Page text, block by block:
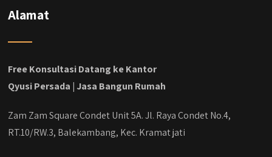
#kontraktorbekasi #kontraktorinteriorjakarta
#kontraktorbangunanjabodetabek
#jasabangunrumahjabodetabek
Alamat
Free Konsultasi Datang ke Kantor
Qyusi Persada | Jasa Bangun Rumah
Zam Zam Square Condet Unit 5A. Jl. Raya Condet No.4,
RT.10/RW.3, Balekambang, Kec. Kramat jati